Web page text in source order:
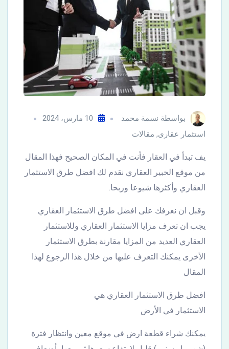
بواسطة نسمة محمد
10 مارس، 2024
استثمار عقارى, مقالات
يف تبدأ في العقار فأنت في المكان الصحيح فهذا المقال
من موقع الخبير العقاري نقدم لك افضل طرق الاستثمار
العقاري وأكثرها شيوعا وربحا.
وقبل ان نعرفك على افضل طرق الاستثمار العقاري
يجب ان تعرف مزايا الاستثمار العقاري وللاستثمار
العقاري العديد من المزايا مقارنة بطرق الاستثمار
الأخرى يمكنك التعرف عليها من خلال هذا الرجوع لهذا
المقال
افضل طرق الاستثمار العقاري هي
الاستثمار في الأرض
يمكنك شراء قطعة ارض في موقع معين وانتظار فترة